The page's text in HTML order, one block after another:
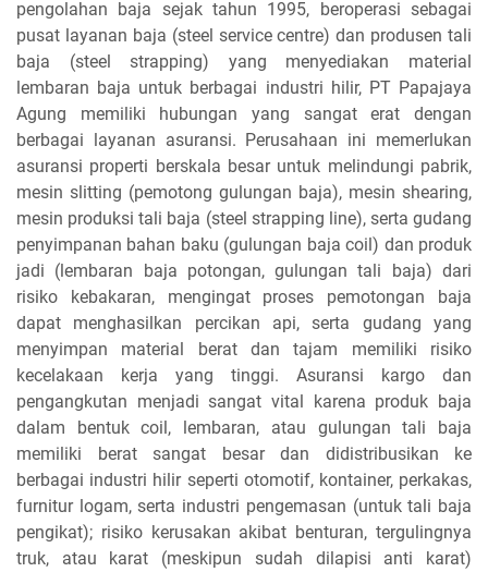
pengolahan baja sejak tahun 1995, beroperasi sebagai
pusat layanan baja (steel service centre) dan produsen tali
baja (steel strapping) yang menyediakan material
lembaran baja untuk berbagai industri hilir, PT Papajaya
Agung memiliki hubungan yang sangat erat dengan
berbagai layanan asuransi. Perusahaan ini memerlukan
asuransi properti berskala besar untuk melindungi pabrik,
mesin slitting (pemotong gulungan baja), mesin shearing,
mesin produksi tali baja (steel strapping line), serta gudang
penyimpanan bahan baku (gulungan baja coil) dan produk
jadi (lembaran baja potongan, gulungan tali baja) dari
risiko kebakaran, mengingat proses pemotongan baja
dapat menghasilkan percikan api, serta gudang yang
menyimpan material berat dan tajam memiliki risiko
kecelakaan kerja yang tinggi. Asuransi kargo dan
pengangkutan menjadi sangat vital karena produk baja
dalam bentuk coil, lembaran, atau gulungan tali baja
memiliki berat sangat besar dan didistribusikan ke
berbagai industri hilir seperti otomotif, kontainer, perkakas,
furnitur logam, serta industri pengemasan (untuk tali baja
pengikat); risiko kerusakan akibat benturan, tergulingnya
truk, atau karat (meskipun sudah dilapisi anti karat)